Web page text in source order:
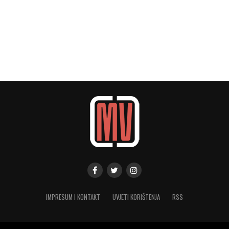
IMPRESUM I KONTAKT UVJETI KORIŠTENJA RSS